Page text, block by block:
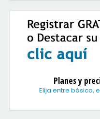
Planes y
Elija entre básico,